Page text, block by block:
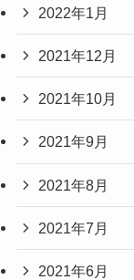
2022年1月
2021年12月
2021年10月
2021年9月
2021年8月
2021年7月
2021年6月